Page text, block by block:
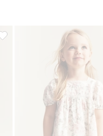
Mansikkakuvioinen